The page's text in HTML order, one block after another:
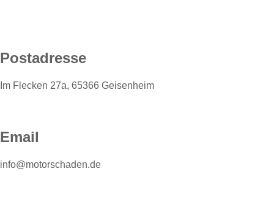
Postadresse
Im Flecken 27a, 65366 Geisenheim
Email
info@motorschaden.de